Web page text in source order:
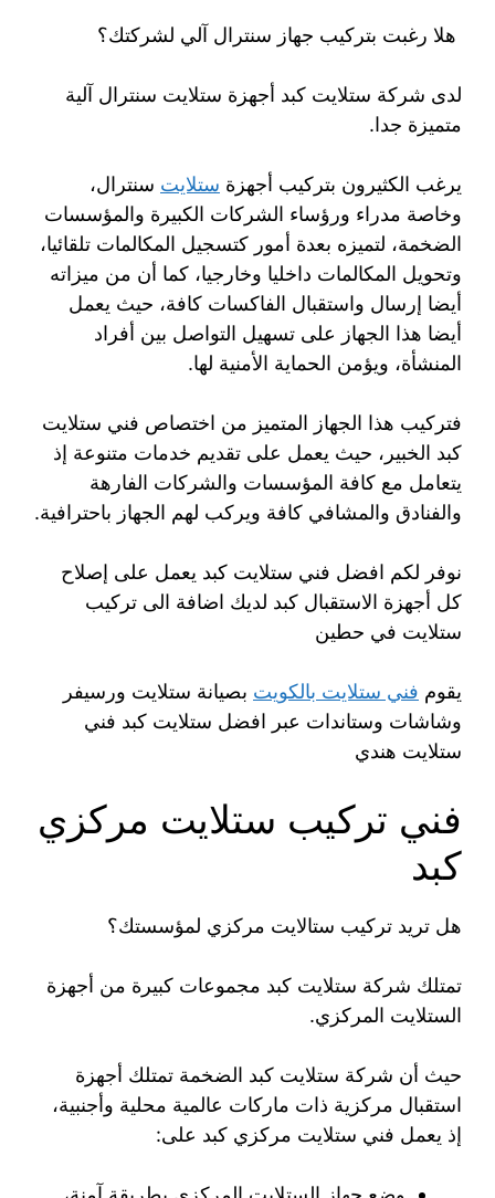
هلا رغبت بتركيب جهاز سنترال آلي لشركتك؟
لدى شركة ستلايت كبد أجهزة ستلايت سنترال آلية
متميزة جدا.
يرغب الكثيرون بتركيب أجهزة ستلايت سنترال،
وخاصة مدراء ورؤساء الشركات الكبيرة والمؤسسات
الضخمة، لتميزه بعدة أمور كتسجيل المكالمات تلقائيا،
وتحويل المكالمات داخليا وخارجيا، كما أن من ميزاته
أيضا إرسال واستقبال الفاكسات كافة، حيث يعمل
أيضا هذا الجهاز على تسهيل التواصل بين أفراد
المنشأة، ويؤمن الحماية الأمنية لها.
فتركيب هذا الجهاز المتميز من اختصاص فني ستلايت
كبد الخبير، حيث يعمل على تقديم خدمات متنوعة إذ
يتعامل مع كافة المؤسسات والشركات الفارهة
والفنادق والمشافي كافة ويركب لهم الجهاز باحترافية.
نوفر لكم افضل فني ستلايت كبد يعمل على إصلاح
كل أجهزة الاستقبال كبد لديك اضافة الى تركيب
ستلايت في حطين
يقوم فني ستلايت بالكويت بصيانة ستلايت ورسيفر
وشاشات وستاندات عبر افضل ستلايت كبد فني
ستلايت هندي
فني تركيب ستلايت مركزي
كبد
هل تريد تركيب ستالايت مركزي لمؤسستك؟
تمتلك شركة ستلايت كبد مجموعات كبيرة من أجهزة
الستلايت المركزي.
حيث أن شركة ستلايت كبد الضخمة تمتلك أجهزة
استقبال مركزية ذات ماركات عالمية محلية وأجنبية،
إذ يعمل فني ستلايت مركزي كبد على: